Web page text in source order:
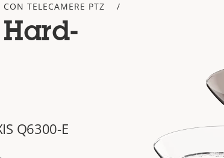
TELECAMERE PTZ
Hard-
Q6300-E